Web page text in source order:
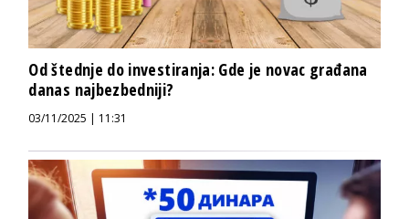
Od štednje do investiranja: Gde je novac građana
danas najbezbedniji?
03/11/2025 | 11:31